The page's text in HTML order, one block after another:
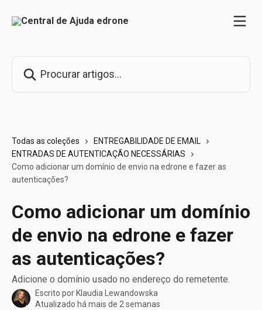
Todas as coleções
ENTREGABILIDADE DE EMAIL
ENTRADAS DE AUTENTICAÇÃO NECESSÁRIAS
Como adicionar um domínio de envio na edrone e fazer as
autenticações?
Como adicionar um domínio
de envio na edrone e fazer
as autenticações?
Adicione o domínio usado no endereço do remetente.
Escrito por Klaudia Lewandowska
Atualizado há mais de 2 semanas